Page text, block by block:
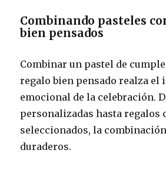
Combinando pasteles
bien pensados
Combinar un pastel de
regalo bien pensado realza el
emocional de la celebración.
personalizadas hasta regalos
seleccionados, la
duraderos.